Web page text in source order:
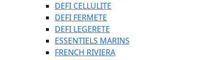
DEFI CELLULITE
DEFI FERMETE
DEFI LEGERETE
ESSENTIELS MARINS
FRENCH RIVIERA